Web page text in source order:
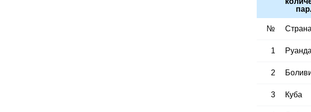
№ Страна
1 Руанда
2
3 Куба